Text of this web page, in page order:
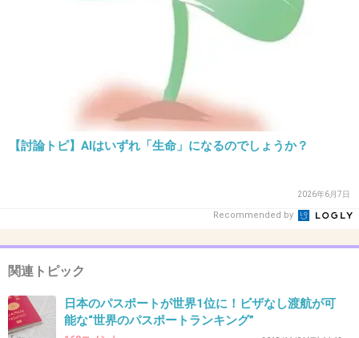
＞抗生物質を濫用することにより、体内に薬の
効かない耐性菌ができてしまう危険性も指摘さ
＞病気そのものより、薬をのみすぎることで耐
性ウイルスを生み出してしまうリスクの方を恐
れるべきです
いうリスクがあるのは結構問題だと思う…
34. 匿名 2019/05/31(金) 08:21:20
むしろ世界に誇ることではないのか
【討論トピ】AIはいずれ「生命」になるのでしょうか？
2026年6月7日
Recommended by
関連トピック
日本のパスポートが世界1位に！ビザなし渡航が可
能な“世界のパスポートランキング”